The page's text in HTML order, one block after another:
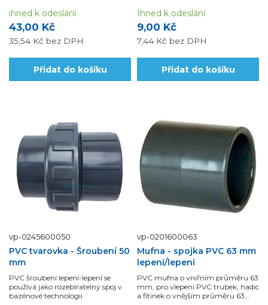
43,00 Kč
35,54 Kč bez DPH
ihned k odeslání
Přidat do košíku
9,00 Kč
7,44 Kč bez DPH
Ihned k odeslání
Přidat do košíku
vp-0245600050
PVC tvarovka - Šroubení 50
mm
PVC šroubení lepení-lepení se
používá jako rozebíratelný spoj v
bazénové technologii.
vp-0201600063
Mufna - spojka PVC 63 mm
lepení/lepení
PVC mufna o vniřním průměru 63
mm, pro vlepení PVC trubek, hadic
a fitinek o vnějším průměru 63